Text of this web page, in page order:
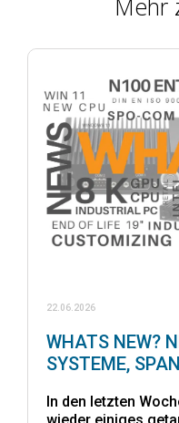
Mehr
22.06.2026
WHATS NEW?
SYSTEME,
In den letzten
wieder einiges